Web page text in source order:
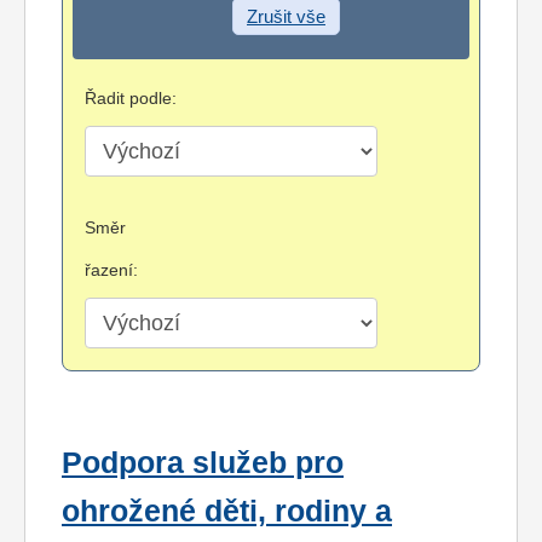
Zrušit vše
Řadit podle:
Směr
řazení:
Podpora služeb pro
ohrožené děti, rodiny a